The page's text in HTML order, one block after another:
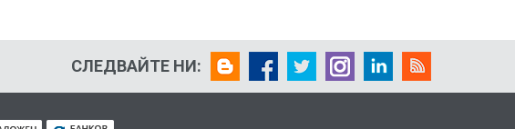
СЛЕДВАЙТЕ НИ: